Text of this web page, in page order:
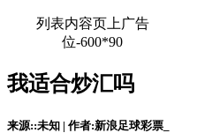
列表内容页上广告
位-600*90
我适合炒汇吗
来源::未知 | 作者:新浪足球彩票_